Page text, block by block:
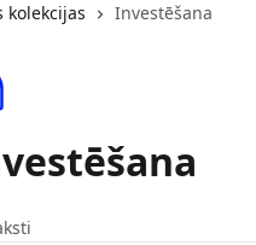
kolekcijas Investēšana